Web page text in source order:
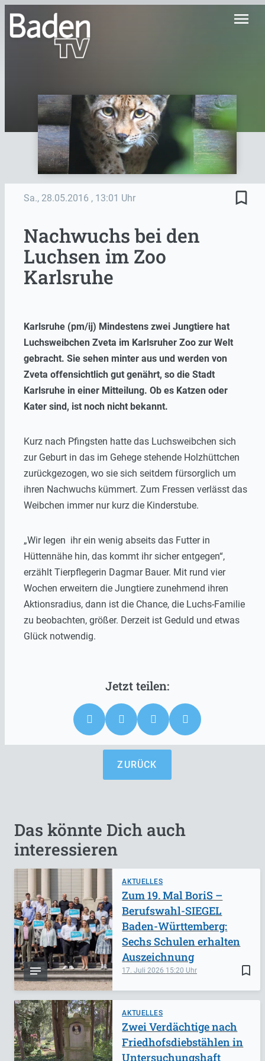
menu
Sa., 28.05.2016 , 13:01 Uhr bookmark_border
Nachwuchs bei den
Luchsen im Zoo
Karlsruhe
Karlsruhe (pm/ij) Mindestens zwei Jungtiere hat
Luchsweibchen Zveta im Karlsruher Zoo zur Welt
gebracht. Sie sehen minter aus und werden von
Zveta offensichtlich gut genährt, so die Stadt
Karlsruhe in einer Mitteilung. Ob es Katzen oder
Kater sind, ist noch nicht bekannt.
Kurz nach Pfingsten hatte das Luchsweibchen sich
zur Geburt in das im Gehege stehende Holzhüttchen
zurückgezogen, wo sie sich seitdem fürsorglich um
ihren Nachwuchs kümmert. Zum Fressen verlässt das
Weibchen immer nur kurz die Kinderstube.
„Wir legen ihr ein wenig abseits das Futter in
Hüttennähe hin, das kommt ihr sicher entgegen“,
erzählt Tierpflegerin Dagmar Bauer. Mit rund vier
Wochen erweitern die Jungtiere zunehmend ihren
Aktionsradius, dann ist die Chance, die Luchs-Familie
zu beobachten, größer. Derzeit ist Geduld und etwas
Glück notwendig.
ZURÜCK
Das könnte Dich auch
interessieren
AKTUELLES
bookmark_border
17. Juli 2026 15:20
Zum 19. Mal BoriS –
Berufswahl-SIEGEL
Baden-Württemberg:
Sechs Schulen erhalten
Auszeichnung
AKTUELLES
Zwei Verdächtige nach
Friedhofsdiebstählen in
Untersuchungshaft